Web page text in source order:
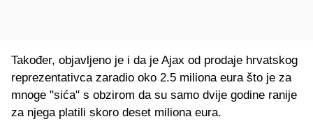
Također, objavljeno je i da je Ajax od prodaje hrvatskog
reprezentativca zaradio oko 2.5 miliona eura što je za
mnoge "sića" s obzirom da su samo dvije godine ranije
za njega platili skoro deset miliona eura.